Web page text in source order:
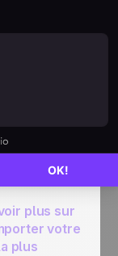
à l'importer
le
et les fera
plus sur
votre
plus